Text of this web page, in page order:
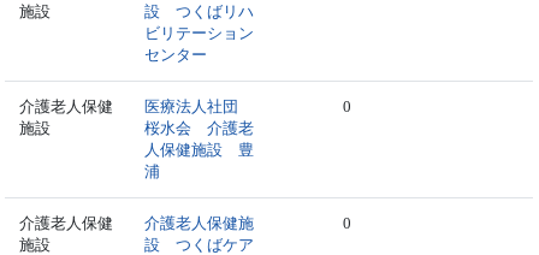
施設
設 つくばリハ
ビリテーション
センター
介護老人保健
施設
医療法人社団
桜水会 介護老
人保健施設 豊
浦
0
介護老人保健
施設
介護老人保健施
設 つくばケア
0